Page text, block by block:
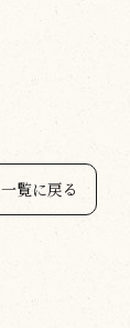
一覧に戻る